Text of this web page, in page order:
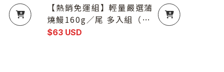
【熱銷免運組】輕量嚴選蒲
燒鰻160g／尾 多入組（散
裝不附禮盒）買六送四（10
$63 USD